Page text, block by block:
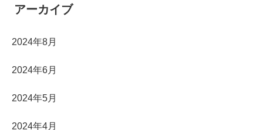
アーカイブ
2024年8月
2024年6月
2024年5月
2024年4月